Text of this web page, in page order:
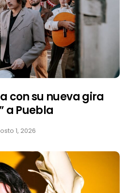
con su nueva gira
a Puebla
1, 2026